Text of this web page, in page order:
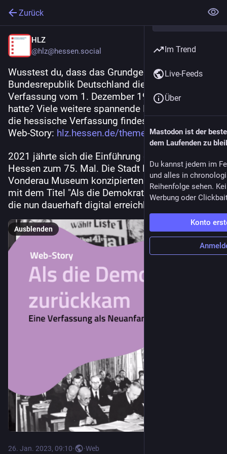
Zurück
HLZ
@hlz@hessen.social
Wusstest du, dass das Grundgesetz der
Bundesrepublik Deutschland die hessische
Verfassung vom 1. Dezember 1946 als Vorbild
hatte? Viele weitere spannende Fakten rund um
die hessische Verfassung findest du in unserer
Web-Story: hlz.hessen.de/themen/als-die-d .
2021 jährte sich die Einführung der Demokratie in
Hessen zum 75. Mal. Die Stadt Fulda und das
Vonderau Museum konzipierten eine Ausstellung
mit dem Titel "Als die Demokratie zurückkam",
die nun dauerhaft digital erreichbar ist.
Ausblenden
26. Jan. 2023, 09:10· ·Web
Im Trend
Live-Feeds
Über
Mastodon ist der
dem Laufenden zu
Du kannst jedem im
und alles in
Reihenfolge sehen.
Werbung oder
Konto